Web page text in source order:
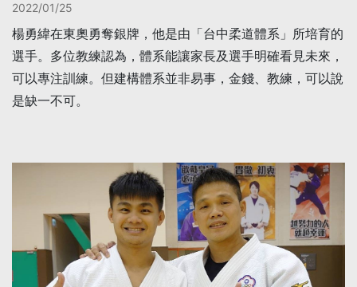
2022/01/25
楊勇緯在東奧勇奪銀牌，他是由「台中柔道體系」所培育的
選手。多位教練認為，體系能讓家長及選手明確看見未來，
可以專注訓練。但建構體系並非易事，金錢、教練，可以說
是缺一不可。